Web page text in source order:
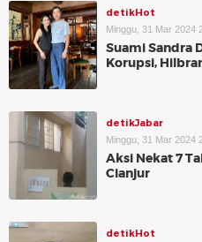
detikHot
Minggu, 31 Mar 2024
Suami Sandra
Korupsi,
detikJabar
Minggu, 31 Mar 2024
Aksi Nekat 7
Cianjur
detikHot